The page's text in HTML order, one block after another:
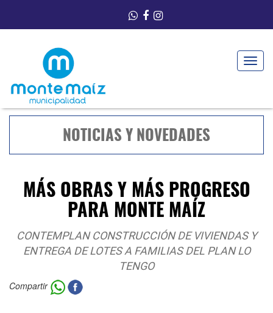
Toggle
NOTICIAS Y NOVEDADES
MÁS OBRAS Y MÁS PROGRESO
PARA MONTE MAÍZ
CONTEMPLAN CONSTRUCCIÓN DE VIVIENDAS Y
ENTREGA DE LOTES A FAMILIAS DEL PLAN LO
TENGO
Compartir